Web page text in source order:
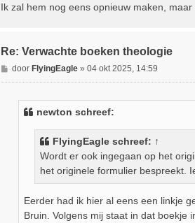
Ik zal hem nog eens opnieuw maken,
Re: Verwachte boeken theologie
B
e
door FlyingEagle» 04 okt 2025, 14:59
newton schreef:
FlyingEagle schreef: ↑
Wordt er ook ingegaan op het
het originele formulier bespreekt.
Eerder had ik hier al eens een linkje
Bruin. Volgens mij staat in dat boekje